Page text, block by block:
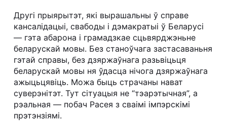
Другі прыярытэт, які вырашальны ў справе
кансалідацыі, свабоды і дэмакратыі ў Беларусі
— гэта абарона і грамадзкае сцьвярджэньне
беларускай мовы. Без станоўчага застасаваньня
гэтай справы, без дзяржаўнага разьвіцьця
беларускай мовы ня ўдасца нічога дзяржаўнага
ажыцьцявіць. Можа быць страчаны нават
суверэнітэт. Тут сітуацыя не “тэарэтычная”, а
рэальная — побач Расея з сваімі імпэрскімі
прэтэнзіямі.